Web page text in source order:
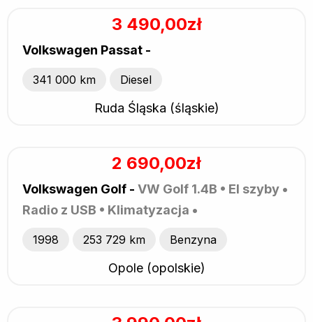
3 490,00zł
Volkswagen Passat -
341 000 km Diesel
Ruda Śląska (śląskie)
2 690,00zł
Volkswagen Golf - VW Golf 1.4B • El szyby •
Radio z USB • Klimatyzacja •
1998 253 729 km Benzyna
Opole (opolskie)